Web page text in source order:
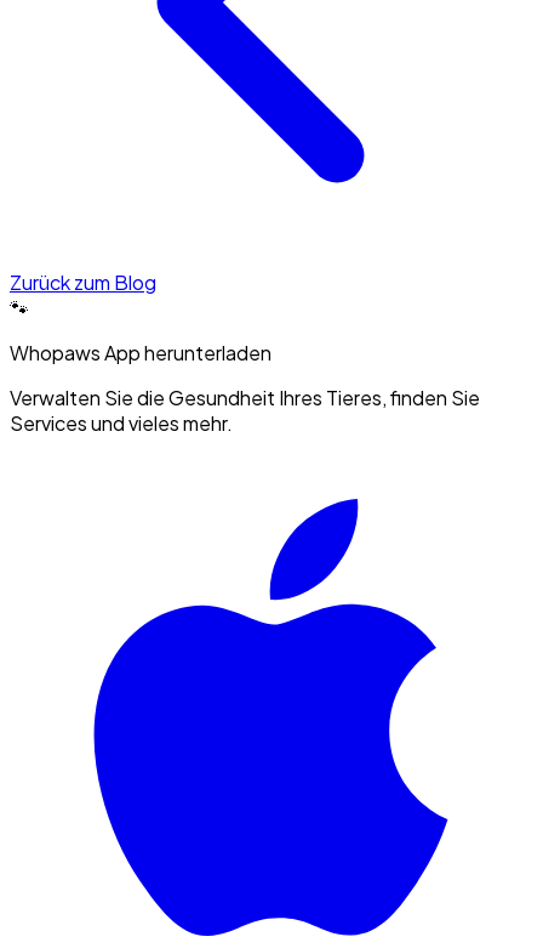
Zurück zum Blog
🐾
Whopaws App herunterladen
Verwalten Sie die Gesundheit Ihres Tieres, finden Sie
Services und vieles mehr.